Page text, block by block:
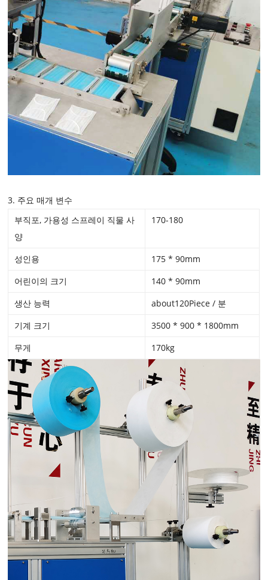
3. 주요 매개 변수
부직포, 가용성 스프레이 직물 사
양
170-180
성인용
175 * 90mm
어린이의 크기
140 * 90mm
생산 능력
about120Piece / 분
기계 크기
3500 * 900 * 1800mm
무게
170kg